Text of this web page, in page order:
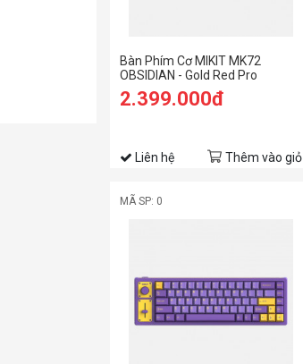
Bàn Phím Cơ MIKIT MK72
OBSIDIAN - Gold Red Pro
2.399.000đ
Liên hệ Thêm vào giỏ
MÃ SP: 0